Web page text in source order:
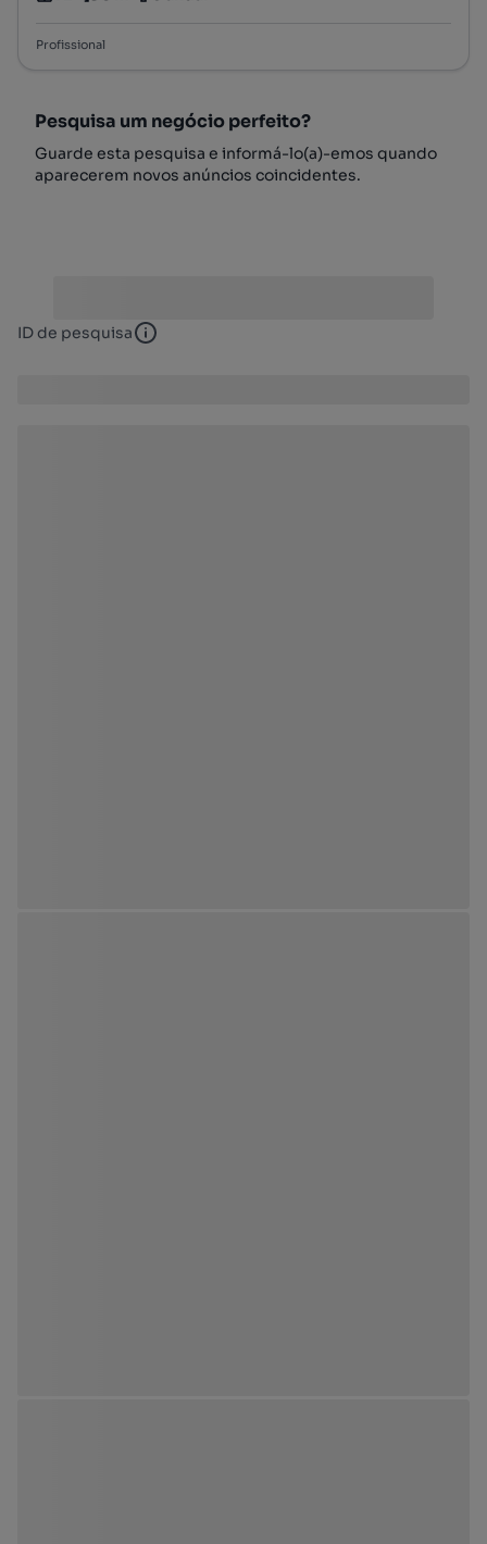
Profissional
Pesquisa um negócio perfeito?
Guarde esta pesquisa e informá-lo(a)-emos quando
aparecerem novos anúncios coincidentes.
ID de pesquisa ID de pesquisa